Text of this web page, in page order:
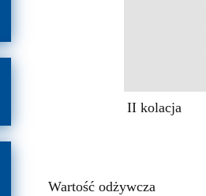
II kolacja
Wartość odżywcza